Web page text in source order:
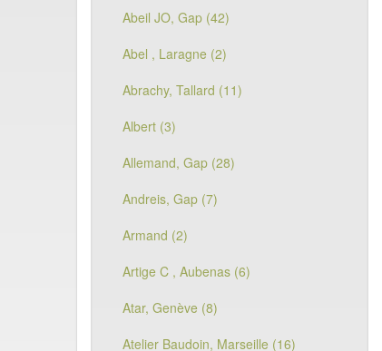
Abeil JO, Gap (42)
Abel , Laragne (2)
Abrachy, Tallard (11)
Albert (3)
Allemand, Gap (28)
Andreis, Gap (7)
Armand (2)
Artige C , Aubenas (6)
Atar, Genève (8)
Atelier Baudoin, Marseille (16)